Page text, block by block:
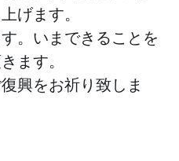
げます。
。いまできることを
ます。
興をお祈り致しま